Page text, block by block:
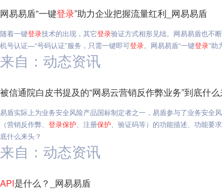
网易易盾“一键登录”助力企业把握流量红利_网易易盾
随着一键登录技术的出现，其它登录验证方式相形见绌。网易易盾也不
机号认证—“号码认证”服务，只需一键即可登录。网易易盾“一键登录”助
来自：动态资讯
被信通院白皮书提及的“网易云营销反作弊业务”到底什
易盾实际上为业务安全风险产品国标制定者之一，易盾参与了业务安全
（营销反作弊、 登录保护、注册保护、验证码等）的功能描述、功能要
底什么来头？
来自：动态资讯
API是什么？_网易易盾